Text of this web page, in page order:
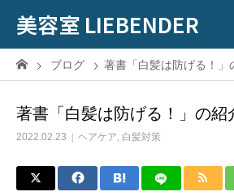
美容室 LIEBENDER
ブログ 著書「白髪は防げる！
著書「白髪は防げる！」の
2022.02.23 ヘアケア, 白髪対策